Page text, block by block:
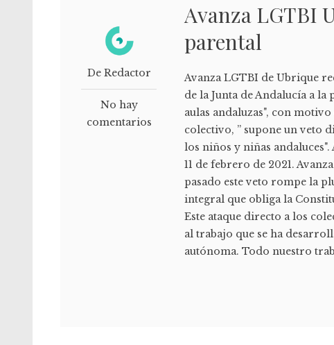
De Redactor
No hay
comentarios
Avanza LGTBI
parental
Avanza LGTBI de Ubrique
de la Junta de Andalucía a
aulas andaluzas", con
colectivo, ” supone un veto
los niños y niñas
11 de febrero de 2021.
pasado este veto rompe la
integral que obliga la
Este ataque directo a los
al trabajo que se ha
autónoma. Todo nuestro